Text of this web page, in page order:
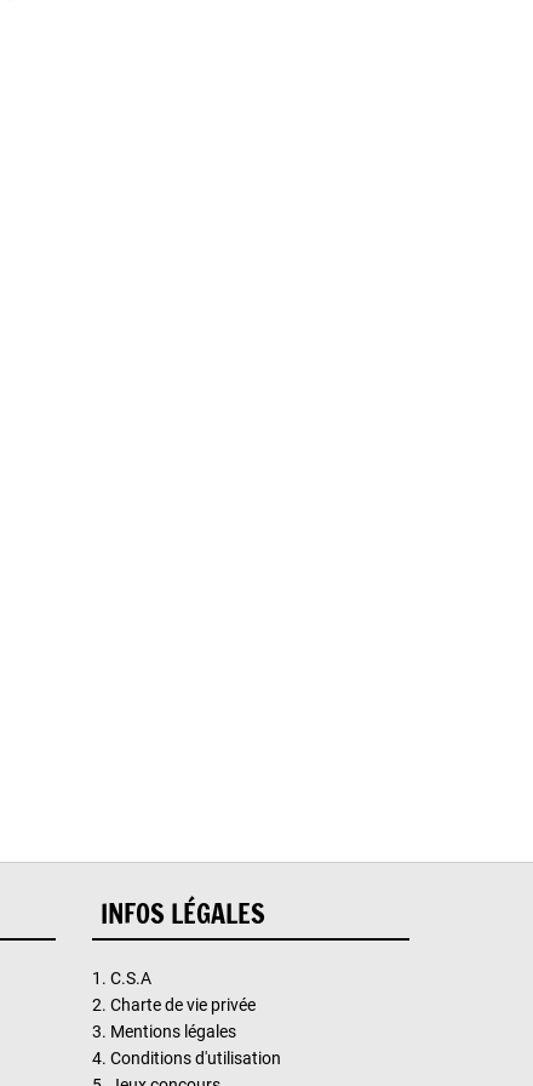
INFOS LÉGALES
1. C.S.A
2. Charte de vie privée
3. Mentions légales
4. Conditions d'utilisation